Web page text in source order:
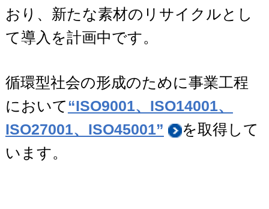
おり、新たな素材のリサイクルとし
て導入を計画中です。
循環型社会の形成のために事業工程
において“ISO9001、ISO14001、
ISO27001、ISO45001”
を取得して
います。